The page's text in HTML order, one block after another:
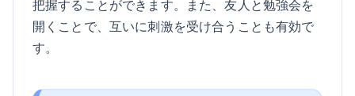
把握することができます。また、友人と勉強会を
開くことで、互いに刺激を受け合うことも有効で
す。